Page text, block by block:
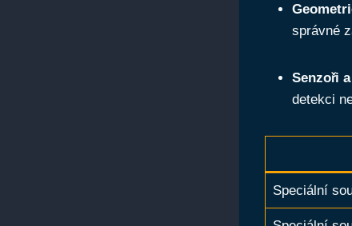
správné
Senzoři
detekci
Speciální